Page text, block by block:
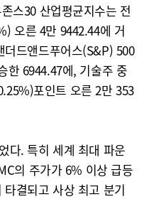
스30 산업평균지수는 전
오른 4만 9442.44에 거
드앤드푸어스(S&P) 500
한 6944.47에, 기술주 중
포인트 오른 2만 353
다. 특히 세계 최대 파운
의 주가가 6% 이상 급등
결되고 사상 최고 분기